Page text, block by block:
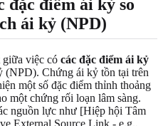
đặc điểm ái kỷ so
ái kỷ (NPD)
giữa việc có các đặc điểm ái kỷ
(NPD). Chứng ái kỷ tồn tại trên
một số đặc điểm thỉnh thoảng
một chứng rối loạn lâm sàng.
nguồn lực như [Hiệp hội Tâm
External Source Link - e.g.,